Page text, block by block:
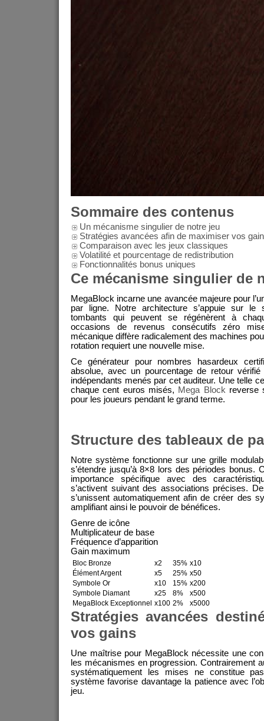
Sommaire des contenus
Un mécanisme singulier de notre jeu
Stratégies avancées afin de maximiser vos
Comparaison avec les jeux classiques
Volatilité et pourcentage de redistribution
Fonctionnalités bonus uniques
Ce mécanisme singulier de
MegaBlock incarne une avancée majeure pour
par ligne. Notre architecture s’appuie sur le
tombants qui peuvent se régénèrent à
occasions de revenus consécutifs zéro
mécanique diffère radicalement des machines
rotation requiert une nouvelle mise.
Ce générateur pour nombres hasardeux
absolue, avec un pourcentage de retour
indépendants menés par cet auditeur. Une telle
chaque cent euros misés, Mega Blockreverse
pour les joueurs pendant le grand terme.
Structure des tableaux de
Notre système fonctionne sur une grille
s’étendre jusqu’à 8×8 lors des périodes bonus.
importance spécifique avec des
s’activent suivant des associations précises.
s’unissent automatiquement afin de créer des
amplifiant ainsi le pouvoir de bénéfices.
Genre de icône
Multiplicateur de base
Fréquence d’apparition
Gain maximum
Bloc Bronze x2 35% x10
Élément Argent
x5 25% x50
Symbole Or
x10 15% x200
Symbole Diamant
x25 8%
x500
MegaBlock Exceptionnel
x100 2% x5000
Stratégies avancées
vos gains
Une maîtrise pour MegaBlock nécessite une
les mécanismes en progression. Contrairement
systématiquement les mises ne constitue
système favorise davantage la patience avec
jeu.